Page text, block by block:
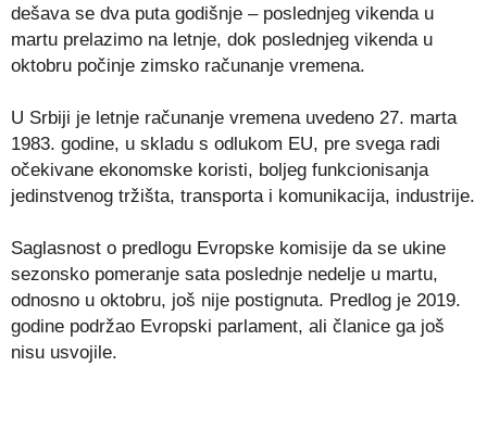
dešava se dva puta godišnje – poslednjeg vikenda u
martu prelazimo na letnje, dok poslednjeg vikenda u
oktobru počinje zimsko računanje vremena.
U Srbiji je letnje računanje vremena uvedeno 27. marta
1983. godine, u skladu s odlukom EU, pre svega radi
očekivane ekonomske koristi, boljeg funkcionisanja
jedinstvenog tržišta, transporta i komunikacija, industrije.
Saglasnost o predlogu Evropske komisije da se ukine
sezonsko pomeranje sata poslednje nedelje u martu,
odnosno u oktobru, još nije postignuta. Predlog je 2019.
godine podržao Evropski parlament, ali članice ga još
nisu usvojile.